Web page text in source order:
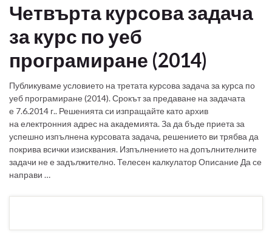
Четвърта курсова задача
за курс по уеб
програмиране (2014)
Публикуваме условието на третата курсова задача за курса по
уеб програмиране (2014). Срокът за предаване на задачата
е 7.6.2014 г.. Решенията си изпращайте като архив
на електронния адрес на академията. За да бъде приета за
успешно изпълнена курсовата задача, решението ви трябва да
покрива всички изисквания. Изпълнението на допълнителните
задачи не е задължително. Телесен калкулатор Описание Да се
направи …